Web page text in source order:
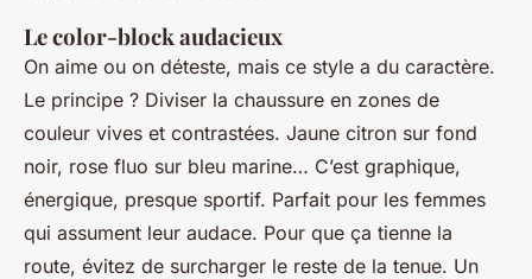
Le color-block audacieux
On aime ou on déteste, mais ce style a du caractère.
Le principe ? Diviser la chaussure en zones de
couleur vives et contrastées. Jaune citron sur fond
noir, rose fluo sur bleu marine… C’est graphique,
énergique, presque sportif. Parfait pour les femmes
qui assument leur audace. Pour que ça tienne la
route, évitez de surcharger le reste de la tenue. Un